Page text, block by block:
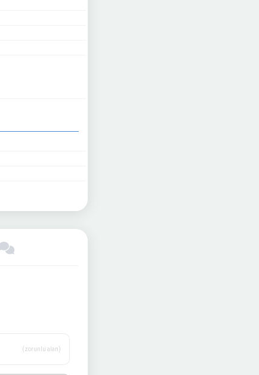
(zorunlu alan)